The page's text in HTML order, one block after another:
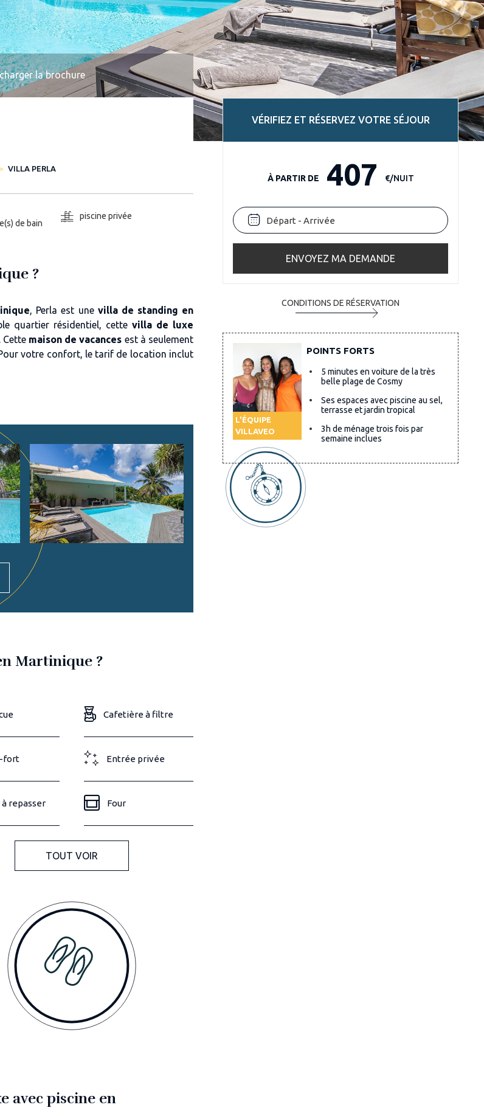
la brochure
VILLA PERLA
de bain
piscine privée
?
, Perla est unevilla de standing en
quartier résidentiel, cette villa de luxe
Cette maison de vacances est à seulement
votre confort, le tarif de location inclut
Martinique ?
Cafetière à filtre
fort Entrée privée
à repasser Four
TOUT VOIR
avec piscine en
VÉRIFIEZ ET RÉSERVEZ VOTRE SÉJOUR
À PARTIR DE 407 €/NUIT
ENVOYEZ MA DEMANDE
CONDITIONS DE RÉSERVATION
L'ÉQUIPE
VILLAVEO
POINTS FORTS
5 minutes en voiture de la très
belle plage de Cosmy
Ses espaces avec piscine au sel,
terrasse et jardin tropical
3h de ménage trois fois par
semaine inclues